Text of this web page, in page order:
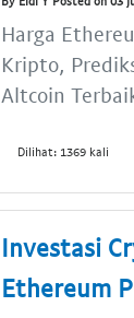
Harga
Kripto,
Altcoin
Dilihat: 1369 kali
Investasi
Ethereum